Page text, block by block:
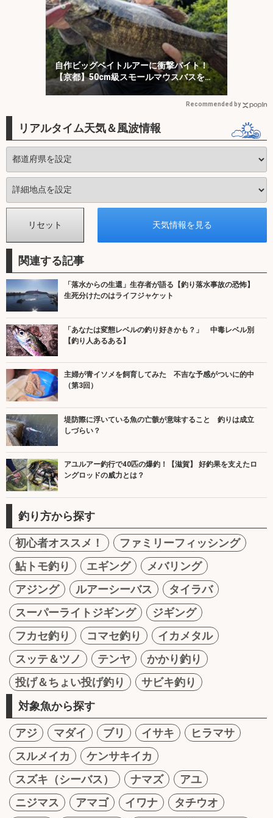
自作ビッグベイトルアーに衝撃バイト！
【京都】50cm級スモールマウスバスをキ
ャッチ
Recommended by
リアルタイム天気＆風波情報
関連する記事
「落水からの生還」生存者が語る【釣り落水事故の恐怖】
生死分けたのはライフジャケット
「あなたは変態レベルの釣り好きかも？」 中毒レベル別
【釣り人あるある】
主婦が青イソメを飼育してみた 不吉な予感がついに的中
（第3回）
堤防際に浮いている魚の亡骸が意味すること 釣りは成立
しづらい？
アユルアー釣行で40匹の爆釣！【滋賀】 好釣果を支えたロ
ングロッドの威力とは？
釣り方から探す
初心者オススメ！
ファミリーフィッシング
鮎トモ釣り
エギング
メバリング
アジング
ルアーシーバス
タイラバ
スーパーライトジギング
ジギング
フカセ釣り
コマセ釣り
イカメタル
スッテ＆ツノ
テンヤ
かかり釣り
投げ＆ちょい投げ釣り
サビキ釣り
対象魚から探す
アジ マダイ ブリ イサキ
ヒラマサ
スルメイカ
ケンサキイカ
スズキ（シーバス）
ナマズ
アユ
ニジマス
アマゴ イワナ
タチウオ